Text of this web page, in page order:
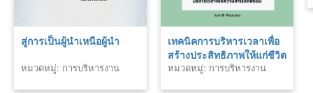
สู่การเป็นผู้นำเหนือผู้นำ
หมวดหมู่: การบริหารงาน
เทคนิคการบริหารเวลาเพื่อ
สร้างประสิทธิภาพให้แก่ชีวิต
หมวดหมู่: การบริหารงาน